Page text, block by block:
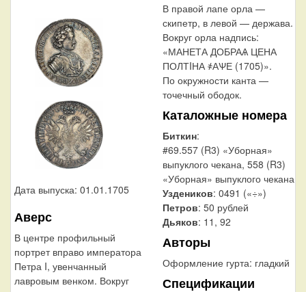
Дата выпуска: 01.01.1705
Аверс
В центре профильный
портрет вправо императора
Петра I, увенчанный
лавровым венком. Вокруг
В правой лапе орла —
скипетр, в левой — держава.
Вокруг орла надпись:
«МАНЕТА ДОБРАѦ ЦЕНА
ПОЛТIНА ҂АѰЕ (1705)».
По окружности канта —
точечный ободок.
Каталожные номера
Биткин:
#69.557 (R3) «Уборная»
выпуклого чекана, 558 (R3)
«Уборная» выпуклого чекана
Уздеников: 0491 («÷»)
Петров: 50 рублей
Дьяков: 11, 92
Авторы
Оформление гурта: гладкий
Спецификации